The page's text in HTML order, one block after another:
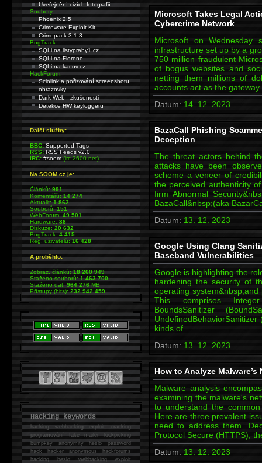
Microsoft Takes Legal
Cybercrime Network
Microsoft on
infrastructure set up by a
750 million fraudulent
of bogus websites and
netting them millions of
accounts act as the
Datum: 14. 12. 2023
BazaCall Phishing
Deception
The threat actors behind
attacks have been
scheme a veneer of
the perceived authenticity
firm Abnormal
BazaCall&nbsp;(aka
Datum: 13. 12. 2023
Google Using Clang
Baseband Vulnerabilities
Google is highlighting the
hardening the security of
operating
This comprises
BoundsSanitizer
kinds of…
Datum: 13. 12. 2023
How to Analyze
Malware analysis
examining the malware's
to understand the
Here are three prevalent
need to address them.
Protocol Secure (HTTPS),
Datum: 13. 12. 2023
Uveřejnění cizích fotografií
Soubory:
Phoenix 2.5
Crimeware Exploit Kit
Crimepack 3.1.3
BugTrack:
SQLi na listyprahy1.cz
SQLi na Florenc
SQLi na kacov.cz
HackForum:
Sciolink a pořizování screenshotu
obrazovky
Dark Web - zkušenosti
Detekce HW keyloggeru
Další služby:
BBC: Supported Tags
RSS: RSS Feeds v2.0
IRC: #soom(irc.2600.net)
Na SOOM.cz je:
Článků:991
Komentářů:14 274
Aktualit:1 862
Souborů:151
WebForum:49 501
Hardware:38
Diskuze:20 632
BugTrack:4 415
Reg. uživatelů:16 428
A proběhlo:
Zobraz. článků:18 260 949
Staženo souborů:1 463 700
Staženo dat:964 276MB
Přístupy (hits):232 942 459
Hacking keywords
hackingwebhacking exploit cracking
programování fake mailer lockpicking
bumpkey anonymity heslo password
hackhacker anonymous hackforums
hackingheslo webhacking exploit